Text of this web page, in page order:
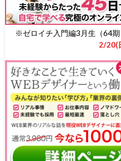
※ゼロイチ入門編3月生（64期
2/20(